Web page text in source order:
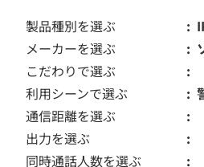
製品種別を選ぶ
メーカーを選ぶ
こだわりで選ぶ
利用シーンで選ぶ
通信距離を選ぶ
出力を選ぶ
同時通話人数を選ぶ